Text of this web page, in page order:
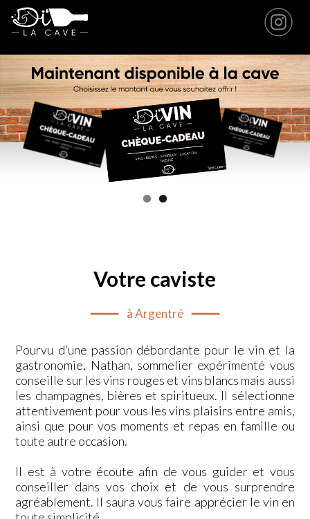
Votre caviste
━━━━ à Argentré ━━━━
Pourvu d’une passion débordante pour le vin et la
gastronomie, Nathan, sommelier expérimenté vous
conseille sur les vins rouges et vins blancs mais aussi
les champagnes, bières et spiritueux. Il sélectionne
attentivement pour vous les vins plaisirs entre amis,
ainsi que pour vos moments et repas en famille ou
toute autre occasion.
Il est à votre écoute afin de vous guider et vous
conseiller dans vos choix et de vous surprendre
agréablement. Il saura vous faire apprécier le vin en